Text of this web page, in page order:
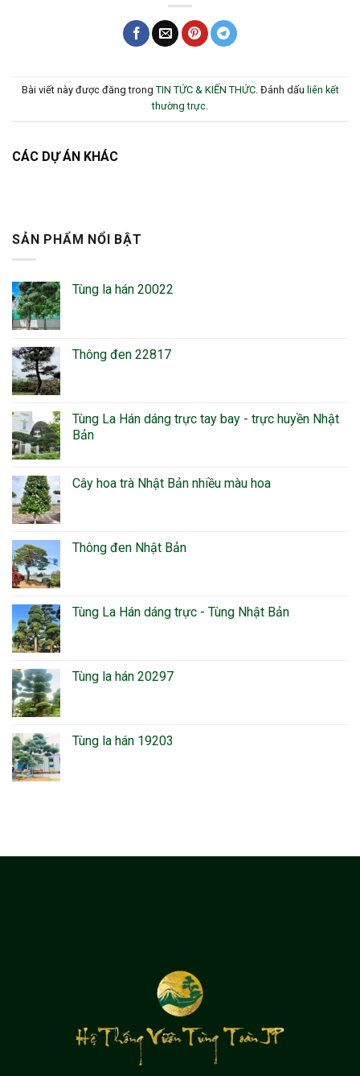
SẢN PHẨM NỔI BẬT
Tùng la hán 20022
Thông đen 22817
Tùng La Hán dáng trực tay bay - trực huyền Nhật
Bản
Cây hoa trà Nhật Bản nhiều màu hoa
Thông đen Nhật Bản
Tùng La Hán dáng trực - Tùng Nhật Bản
Tùng la hán 20297
Tùng la hán 19203
Bài viết này được đăng trong TIN TỨC & KIẾN THỨC. Đánh dấu liên kết
thường trực.
CÁC DỰ ÁN KHÁC